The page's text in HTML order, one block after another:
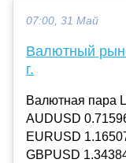
07:00, 31 Май
Валютный
г.
Валютная пара
AUDUSD
EURUSD
GBPUSD